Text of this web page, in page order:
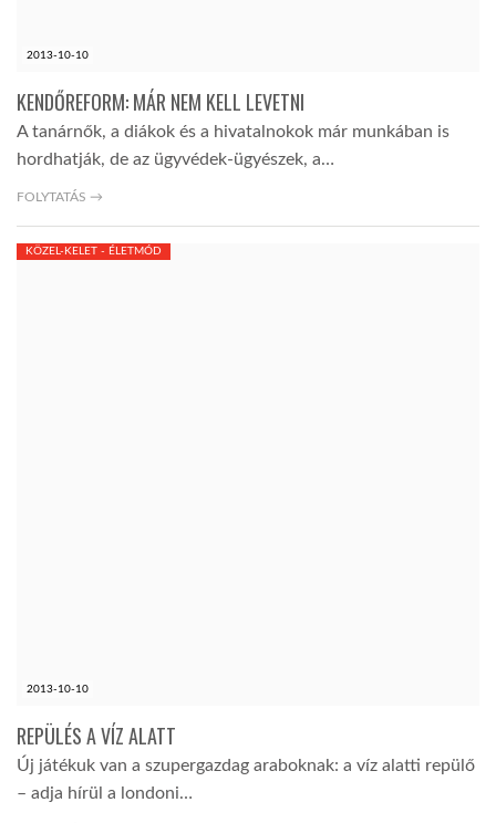
2013-10-10
KENDŐREFORM: MÁR NEM KELL LEVETNI
A tanárnők, a diákok és a hivatalnokok már munkában is
hordhatják, de az ügyvédek-ügyészek, a…
FOLYTATÁS →
2013-10-10
KÖZEL-KELET - ÉLETMÓD
REPÜLÉS A VÍZ ALATT
Új játékuk van a szupergazdag araboknak: a víz alatti repülő
– adja hírül a londoni…